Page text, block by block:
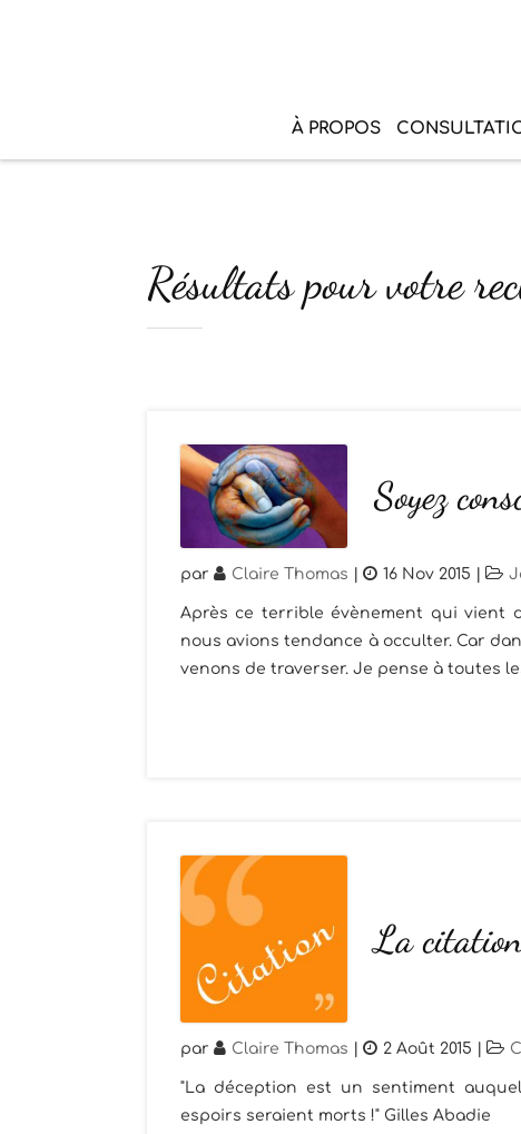
À PROPOS
Résultats pour votre
Soyez
par Claire Thomas 16 Nov 2015
Après ce terrible évènement qui vient
nous avions tendance à occulter. Car
venons de traverser. Je pense à toutes
La
par Claire Thomas 2 Août 2015
"La déception est un sentiment
espoirs seraient morts !" Gilles Abadie